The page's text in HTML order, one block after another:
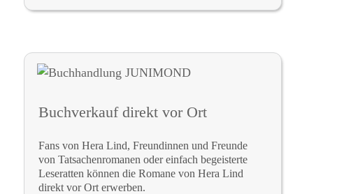
Buchverkauf direkt vor Ort
Fans von Hera Lind, Freundinnen und Freunde
von Tatsachenromanen oder einfach begeisterte
Leseratten können die Romane von Hera Lind
direkt vor Ort erwerben.